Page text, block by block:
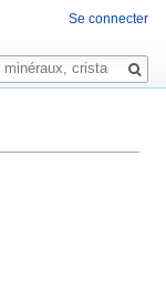
Se connecter